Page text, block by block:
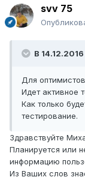
svv 75
В
Для
Идет активное
Как только
тестирование.
Здравствуйте
Планируется или
информацию
Из Ваших слов